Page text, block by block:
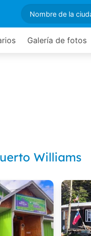
Galería de fotos
Williams